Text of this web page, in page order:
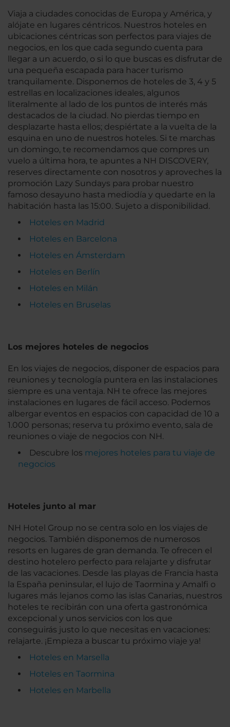
Viaja a ciudades conocidas de Europa y América, y
alójate en lugares céntricos. Nuestros hoteles en
ubicaciones céntricas son perfectos para viajes de
negocios, en los que cada segundo cuenta para
llegar a un acuerdo, o si lo que buscas es disfrutar de
una pequeña escapada para hacer turismo
tranquilamente. Disponemos de hoteles de 3, 4 y 5
estrellas en localizaciones ideales, algunos
literalmente al lado de los puntos de interés más
destacados de la ciudad. No pierdas tiempo en
desplazarte hasta ellos; despiértate a la vuelta de la
esquina en uno de nuestros hoteles. Si te marchas
un domingo, te recomendamos que compres un
vuelo a última hora, te apuntes a NH DISCOVERY,
reserves directamente con nosotros y aproveches la
promoción Lazy Sundays para probar nuestro
famoso desayuno hasta mediodía y quedarte en la
habitación hasta las 15:00. Sujeto a disponibilidad.
Hoteles en Madrid
Hoteles en Barcelona
Hoteles en Ámsterdam
Hoteles en Berlín
Hoteles en Milán
Hoteles en Bruselas
Los mejores hoteles de negocios
En los viajes de negocios, disponer de espacios para
reuniones y tecnología puntera en las instalaciones
siempre es una ventaja. NH te ofrece las mejores
instalaciones en lugares de fácil acceso. Podemos
albergar eventos en espacios con capacidad de 10 a
1.000 personas; reserva tu próximo evento, sala de
reuniones o viaje de negocios con NH.
Descubre los mejores hoteles para tu viaje de
negocios
Hoteles junto al mar
NH Hotel Group no se centra solo en los viajes de
negocios. También disponemos de numerosos
resorts en lugares de gran demanda. Te ofrecen el
destino hotelero perfecto para relajarte y disfrutar
de las vacaciones. Desde las playas de Francia hasta
la España peninsular, el lujo de Taormina y Amalfi o
lugares más lejanos como las islas Canarias, nuestros
hoteles te recibirán con una oferta gastronómica
excepcional y unos servicios con los que
conseguirás justo lo que necesitas en vacaciones:
relajarte. ¡Empieza a buscar tu próximo viaje ya!
Hoteles en Marsella
Hoteles en Taormina
Hoteles en Marbella